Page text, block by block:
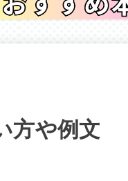
方や例文